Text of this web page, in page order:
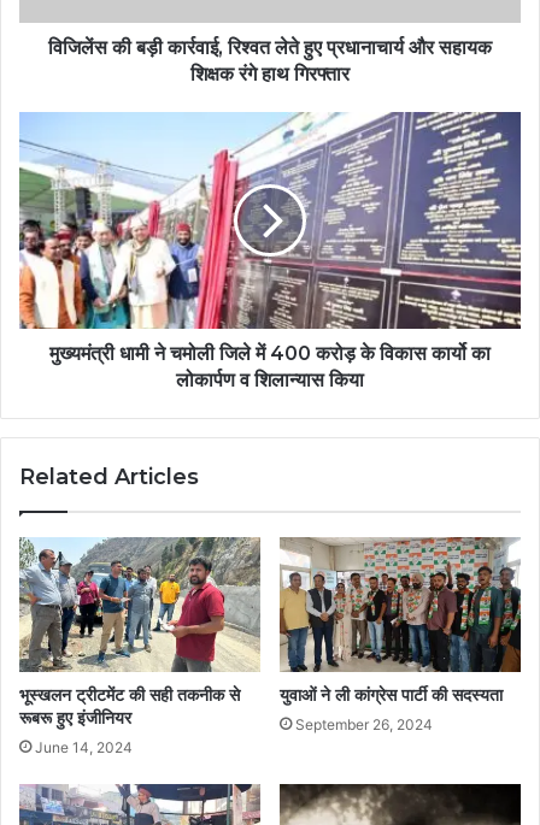
विजिलेंस की बड़ी कार्रवाई, रिश्वत लेते हुए प्रधानाचार्य और सहायक
शिक्षक रंगे हाथ गिरफ्तार
मुख्यमंत्री धामी ने चमोली जिले में 400 करोड़ के विकास कार्यो का
लोकार्पण व शिलान्यास किया
Related Articles
भूस्खलन ट्रीटमेंट की सही तकनीक से
रूबरू हुए इंजीनियर
June 14, 2024
युवाओं ने ली कांग्रेस पार्टी की सदस्यता
September 26, 2024